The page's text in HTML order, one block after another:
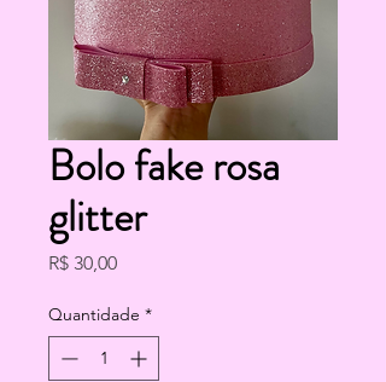
Bolo fake rosa
glitter
R$ 30,00Preço
Quantidade *